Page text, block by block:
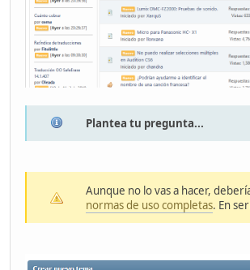
Plantea tu pregunta...
Aunque no lo vas a hacer,
normas de uso completas. En